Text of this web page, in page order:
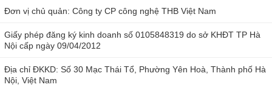
Đơn vị chủ quản: Công ty CP công nghệ THB Việt Nam
Giấy phép đăng ký kinh doanh số 0105848319 do sở KHĐT TP Hà
Nội cấp ngày 09/04/2012
Địa chỉ ĐKKD: Số 30 Mạc Thái Tổ, Phường Yên Hoà, Thành phố Hà
Nội, Việt Nam